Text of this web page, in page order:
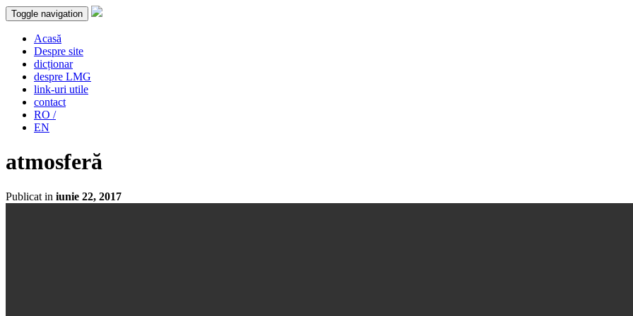
Toggle navigation
Acasă
Despre site
dicționar
despre LMG
link-uri utile
contact
RO /
EN
atmosferă
Publicat in iunie 22, 2017